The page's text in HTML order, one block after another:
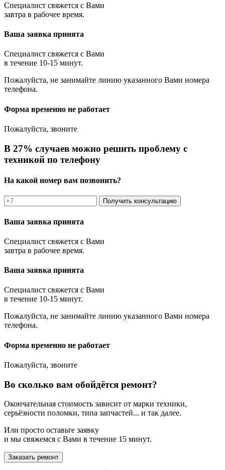
Специалист свяжется с Вами
завтра в рабочее время.
Ваша заявка принята
Специалист свяжется с Вами
в течение 10-15 минут.
Пожалуйста, не занимайте линию указанного Вами номера
телефона.
Форма временно не работает
Пожалуйста, звоните
В 27% случаев можно решить проблему с
техникой по телефону
На какой номер вам позвонить?
Получить консультацию
Ваша заявка принята
Специалист свяжется с Вами
завтра в рабочее время.
Ваша заявка принята
Специалист свяжется с Вами
в течение 10-15 минут.
Пожалуйста, не занимайте линию указанного Вами номера
телефона.
Форма временно не работает
Пожалуйста, звоните
Во сколько вам обойдётся ремонт?
Окончательная стоимость зависит от марки техники,
серьёзности поломки, типа запчастей... и так далее.
Или просто оставьте заявку
и мы свяжемся с Вами в течение 15 минут.
Заказать ремонт